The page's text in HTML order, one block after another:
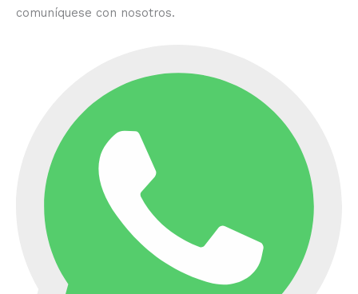
comuníquese con nosotros.